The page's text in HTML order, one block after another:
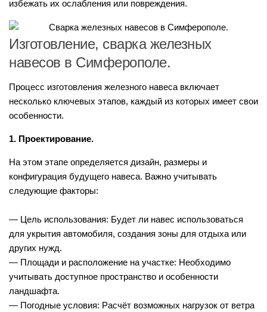
избежать их ослабления или повреждения.
Изготовление, сварка железных
навесов в Симферополе.
Процесс изготовления железного навеса включает
несколько ключевых этапов, каждый из которых имеет свои
особенности.
1. Проектирование.
На этом этапе определяется дизайн, размеры и
конфигурация будущего навеса. Важно учитывать
следующие факторы:
— Цель использования: Будет ли навес использоваться
для укрытия автомобиля, создания зоны для отдыха или
других нужд.
— Площади и расположение на участке: Необходимо
учитывать доступное пространство и особенности
ландшафта.
— Погодные условия: Расчёт возможных нагрузок от ветра